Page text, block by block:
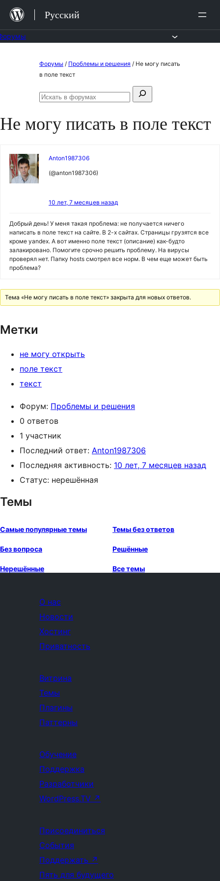
Перейти
содержимому
Русский
Форумы / Проблемы и решения / Не могу писать
в поле текст
Поиск:
Искать
Не могу писать в поле текст
Anton1987306
(@anton1987306)
10 лет, 7 месяцев назад
Добрый день! У меня такая проблема: не получается ничего
написать в поле текст на сайте. В 2-х сайтах. Страницы грузятся все
кроме yandex. А вот именно поле текст (описание) как-будто
залакировано. Помогите срочно решить проблему. На вирусы
проверял нет. Папку hosts смотрел все норм. В чем еще может быть
проблема?
Тема «Не могу писать в поле текст» закрыта для новых ответов.
Метки
не могу открыть
поле текст
текст
Форум: Проблемы и решения
0 ответов
1 участник
Последний ответ: Anton1987306
Последняя активность: 10 лет, 7 месяцев назад
Статус: нерешённая
Темы
Самые популярные темы Темы без ответов
Без вопроса Решённые
Нерешённые Все темы
О нас
Новости
Хостинг
Приватность
Витрина
Темы
Плагины
Паттерны
Обучение
Поддержка
Разработчики
WordPress.TV ↗
Присоединиться
События
Поддержать ↗
Пять для будущего